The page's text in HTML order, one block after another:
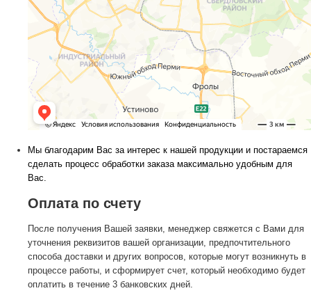
Мы благодарим Вас за интерес к нашей продукции и постараемся
сделать процесс обработки заказа максимально удобным для
Вас.
Оплата по счету
После получения Вашей заявки, менеджер свяжется с Вами для
уточнения реквизитов вашей организации, предпочтительного
способа доставки и других вопросов, которые могут возникнуть в
процессе работы, и сформирует счет, который необходимо будет
оплатить в течение 3 банковских дней.